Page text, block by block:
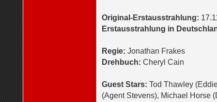
Original-Erstausstrahlung:
Erstausstrahlung in
Regie: Jonathan Frakes
Drehbuch: Cheryl Cain
Guest Stars: Tod Thawley
(Agent Stevens), Michael Horse